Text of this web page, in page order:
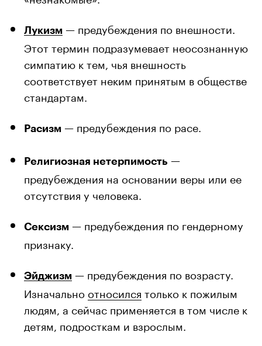
Лукизм — предубеждения по внешности.
Этот термин подразумевает неосознанную
симпатию к тем, чья внешность
соответствует неким принятым в обществе
стандартам.
Расизм — предубеждения по расе.
Религиозная нетерпимость —
предубеждения на основании веры или ее
отсутствия у человека.
Сексизм — предубеждения по гендерному
признаку.
Эйджизм — предубеждения по возрасту.
Изначально относился только к пожилым
людям, а сейчас применяется в том числе к
детям, подросткам и взрослым.